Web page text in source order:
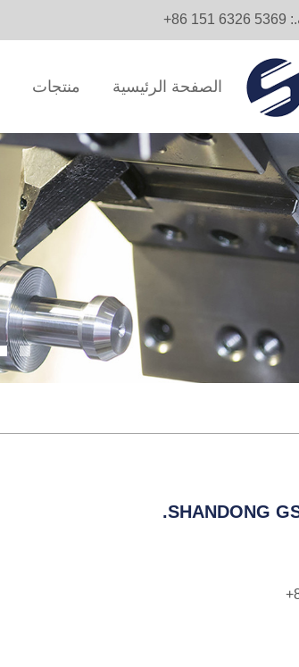
+86 151 6326 5369
الصفحة الرئيسية منتجات
SHANDONG